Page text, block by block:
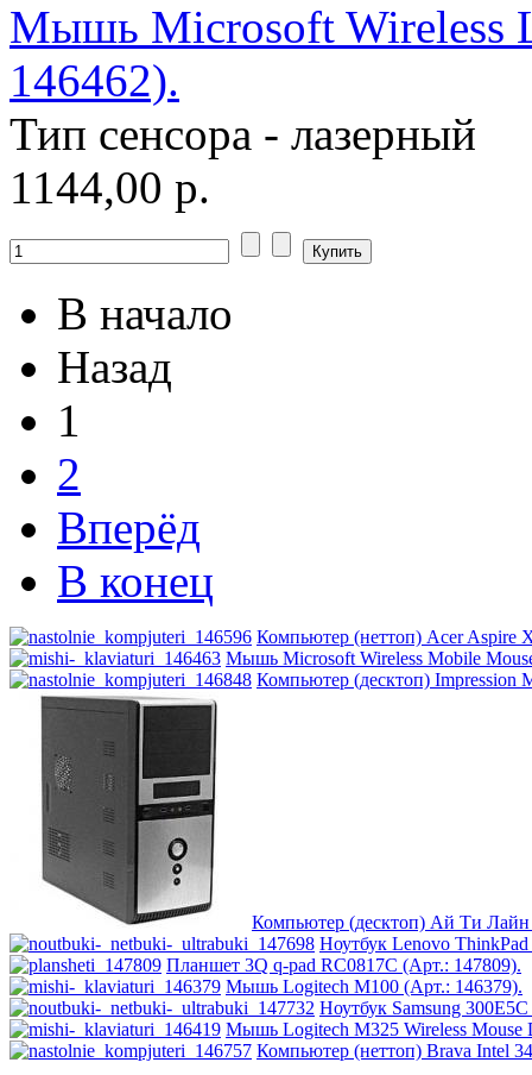
Мышь Microsoft Wireless
146462).
Тип сенсора - лазерный
1144,00 р.
В начало
Назад
1
2
Вперёд
В конец
Компьютер (неттоп) Acer Aspire
Мышь Microsoft Wireless Mobile
Компьютер (десктоп) Impression
Компьютер (десктоп) Ай Ти
Ноутбук Lenovo
Планшет 3Q q-pad RC0817C (Арт.: 147809).
Мышь Logitech M100 (Арт.: 146379).
Ноутбук Samsung
Мышь Logitech M325 Wireless Mouse
Компьютер (неттоп) Brava Intel